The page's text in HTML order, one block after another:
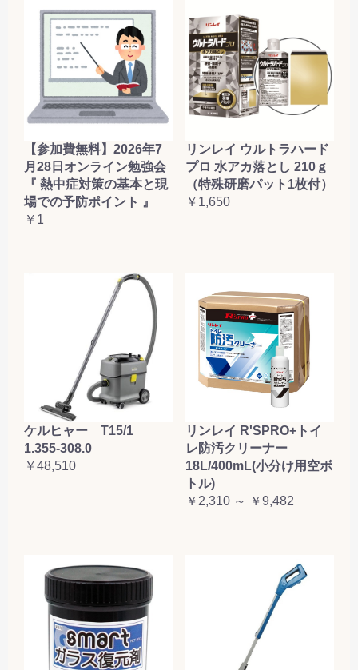
【参加費無料】2026年7
月28日オンライン勉強会
『 熱中症対策の基本と現
場での予防ポイント 』
￥1
リンレイ ウルトラハード
プロ 水アカ落とし 210ｇ
（特殊研磨パット1枚付）
￥1,650
ケルヒャー T15/1
1.355-308.0
￥48,510
リンレイ R'SPRO+トイ
レ防汚クリーナー
18L/400mL(小分け用空ボ
トル)
￥2,310 ～ ￥9,482